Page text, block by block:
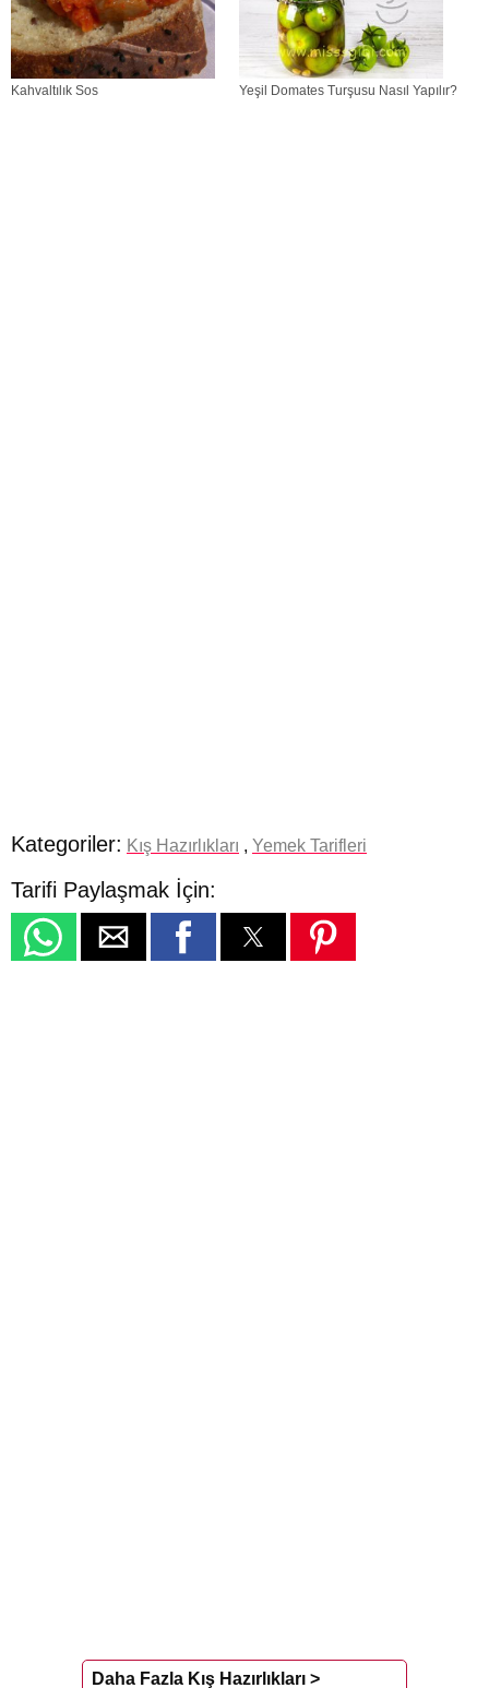
Kahvaltılık Sos Yeşil Domates Turşusu Nasıl Yapılır?
Kategoriler: Kış Hazırlıkları , Yemek Tarifleri
Tarifi Paylaşmak İçin:
Daha Fazla Kış Hazırlıkları >